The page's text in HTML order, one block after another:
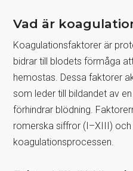
Vad är
Koagulationsfaktorer är
bidrar till blodets förmåga
hemostas. Dessa faktorer
som leder till bildandet av
förhindrar blödning.
romerska siffror (I–XIII)
koagulationsprocessen.